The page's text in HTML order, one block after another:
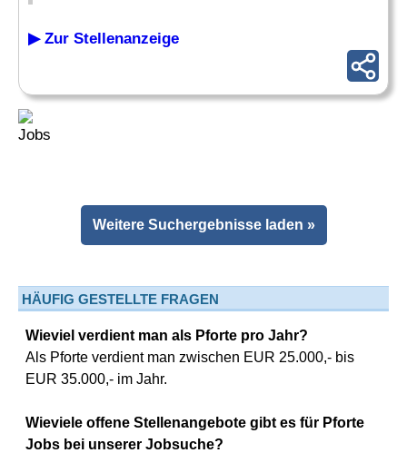
▶ Zur Stellenanzeige
Weitere Suchergebnisse laden »
HÄUFIG GESTELLTE FRAGEN
Wieviel verdient man als Pforte pro Jahr?
Als Pforte verdient man zwischen EUR 25.000,- bis
EUR 35.000,- im Jahr.
Wieviele offene Stellenangebote gibt es für Pforte
Jobs bei unserer Jobsuche?